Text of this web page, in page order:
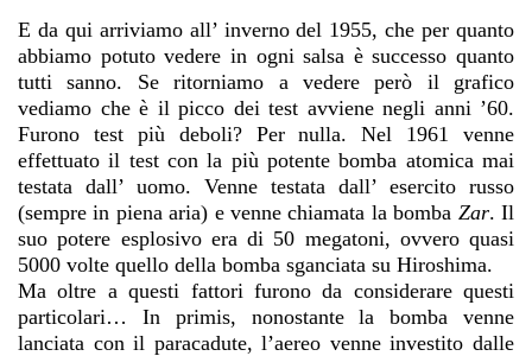
E da qui arriviamo all’ inverno del 1955, che per quanto
abbiamo potuto vedere in ogni salsa è successo quanto
tutti sanno. Se ritorniamo a vedere però il grafico
vediamo che è il picco dei test avviene negli anni ’60.
Furono test più deboli? Per nulla.Nel 1961 venne
effettuato il test con la più potente bomba atomica mai
testata dall’ uomo. Venne testata dall’ esercito russo
(sempre in piena aria) e venne chiamata la bomba Zar. Il
suo potere esplosivo era di 50 megatoni, ovvero quasi
5000 volte quello della bomba sganciata su Hiroshima.
Ma oltre a questi fattori furono da considerare questi
particolari… In primis, nonostante la bomba venne
lanciata con il paracadute, l’aereo venne investito dalle